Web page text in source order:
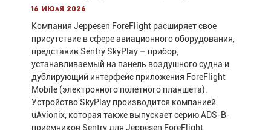
16 июля 2026
Компания Jeppesen ForeFlight расширяет свое
присутствие в сфере авиационного оборудования,
представив Sentry SkyPlay – прибор,
устанавливаемый на панель воздушного судна и
дублирующий интерфейс приложения ForeFlight
Mobile (электронного полётного планшета).
Устройство SkyPlay производится компанией
uAvionix, которая также выпускает серию ADS-B-
приемников Sentry для Jeppesen ForeFlight.